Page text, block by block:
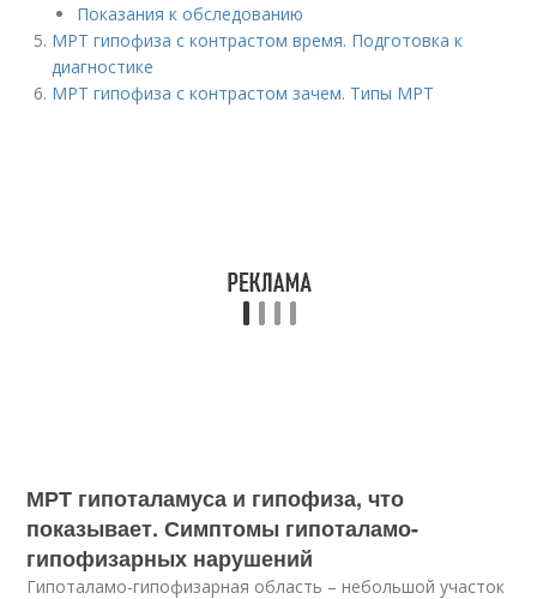
Показания к обследованию
МРТ гипофиза с контрастом время. Подготовка к
диагностике
МРТ гипофиза с контрастом зачем. Типы МРТ
МРТ гипоталамуса и гипофиза, что
показывает. Симптомы гипоталамо-
гипофизарных нарушений
Гипоталамо-гипофизарная область – небольшой участок